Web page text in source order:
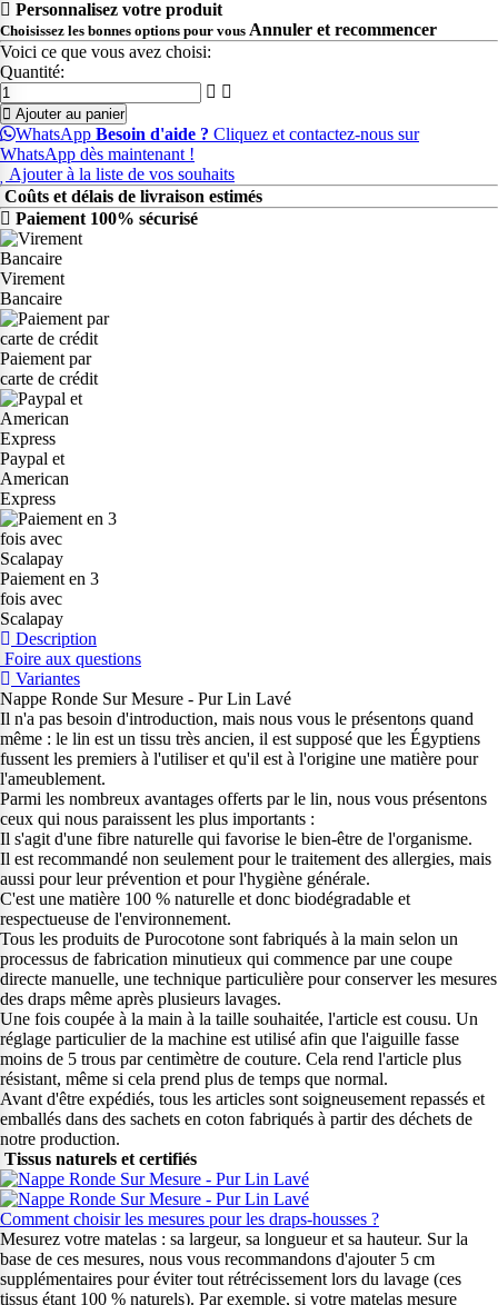
Personnalisez votre produit
Choisissez les bonnes options pour vous Annuler et recommencer
Voici ce que vous avez choisi:
Quantité:
Ajouter au panier
WhatsApp Besoin d'aide ? Cliquez et contactez-nous sur
WhatsApp dès maintenant !
Ajouter à la liste de vos souhaits
Coûts et délais de livraison estimés
Paiement 100% sécurisé
Virement
Bancaire
Paiement par
carte de crédit
Paypal et
American
Express
Paiement en 3
fois avec
Scalapay
Description
Foire aux questions
Variantes
Nappe Ronde Sur Mesure - Pur Lin Lavé
Il n'a pas besoin d'introduction, mais nous vous le présentons quand
même : le lin est un tissu très ancien, il est supposé que les Égyptiens
fussent les premiers à l'utiliser et qu'il est à l'origine une matière pour
l'ameublement.
Parmi les nombreux avantages offerts par le lin, nous vous présentons
ceux qui nous paraissent les plus importants :
Il s'agit d'une fibre naturelle qui favorise le bien-être de l'organisme.
Il est recommandé non seulement pour le traitement des allergies, mais
aussi pour leur prévention et pour l'hygiène générale.
C'est une matière 100 % naturelle et donc biodégradable et
respectueuse de l'environnement.
Tous les produits de Purocotone sont fabriqués à la main selon un
processus de fabrication minutieux qui commence par une coupe
directe manuelle, une technique particulière pour conserver les mesures
des draps même après plusieurs lavages.
Une fois coupée à la main à la taille souhaitée, l'article est cousu. Un
réglage particulier de la machine est utilisé afin que l'aiguille fasse
moins de 5 trous par centimètre de couture. Cela rend l'article plus
résistant, même si cela prend plus de temps que normal.
Avant d'être expédiés, tous les articles sont soigneusement repassés et
emballés dans des sachets en coton fabriqués à partir des déchets de
notre production.
Tissus naturels et certifiés
Comment choisir les mesures pour les draps-housses ?
Mesurez votre matelas : sa largeur, sa longueur et sa hauteur. Sur la
base de ces mesures, nous vous recommandons d'ajouter 5 cm
supplémentaires pour éviter tout rétrécissement lors du lavage (ces
tissus étant 100 % naturels). Par exemple, si votre matelas mesure